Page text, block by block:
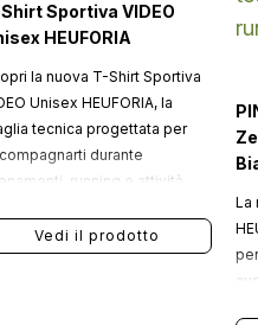
Sportiva VIDEO
HEUFORIA
la nuova T-Shirt Sportiva
Unisex HEUFORIA, la
tecnica progettata per
durante
running e attività
dinamico e
Vedi il prodotto
La